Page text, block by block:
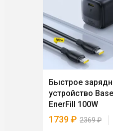
Быстрое
устройство
EnerFill 100W
1739₽ 2369₽